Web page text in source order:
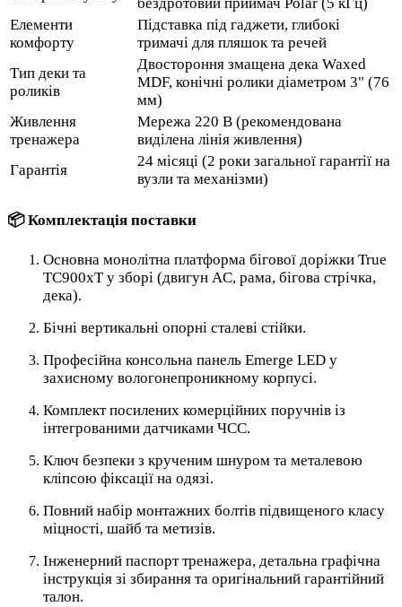
Елементи
комфорту
Підставка під гаджети, глибокі
тримачі для пляшок та речей
Тип деки та
роликів
Двостороння змащена дека Waxed
MDF, конічні ролики діаметром 3" (76
мм)
Живлення
тренажера
Мережа 220 В (рекомендована
виділена лінія живлення)
Гарантія
24 місяці (2 роки загальної гарантії на
вузли та механізми)
📦 Комплектація поставки
Основна монолітна платформа бігової доріжки True
TC900xT у зборі (двигун AC, рама, бігова стрічка,
дека).
Бічні вертикальні опорні сталеві стійки.
Професійна консольна панель Emerge LED у
захисному вологонепроникному корпусі.
Комплект посилених комерційних поручнів із
інтегрованими датчиками ЧСС.
Ключ безпеки з крученим шнуром та металевою
кліпсою фіксації на одязі.
Повний набір монтажних болтів підвищеного класу
міцності, шайб та метизів.
Інженерний паспорт тренажера, детальна графічна
інструкція зі збирання та оригінальний гарантійний
талон.